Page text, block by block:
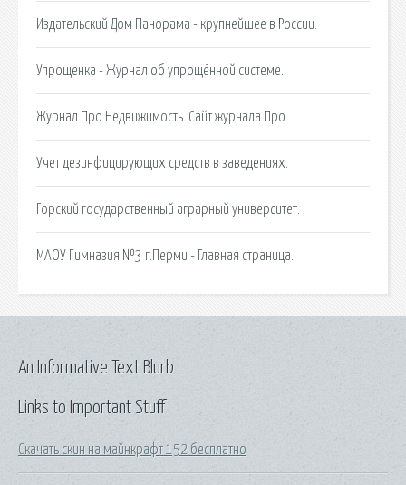
Издательский Дом Панорама - крупнейшее в России.
Упрощенка - Журнал об упрощённой системе.
Журнал Про Недвижимость. Сайт журнала Про.
Учет дезинфицирующих средств в заведениях.
Горский государственный аграрный университет.
МАОУ Гимназия №3 г.Перми - Главная страница.
Links to Important Stuff
Скачать скин на майнкрафт 152 бесплатно
An Informative Text Blurb